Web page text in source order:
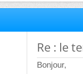
Re : le
Bonjour,